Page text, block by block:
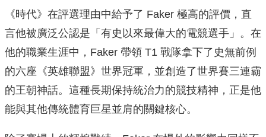
《時代》在評選理由中給予了 Faker 極高的評價，直
言他被廣泛公認是「有史以來最偉大的電競選手」。在
他的職業生涯中，Faker 帶領 T1 戰隊拿下了史無前例
的六座《英雄聯盟》世界冠軍，並創造了世界賽三連霸
的王朝神話。這種長期保持統治力的競技精神，正是他
能與其他傳統體育巨星並肩的關鍵核心。